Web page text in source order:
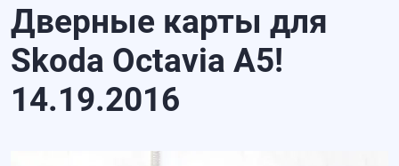
Дверные карты для
Skoda Octavia A5!
14.19.2016